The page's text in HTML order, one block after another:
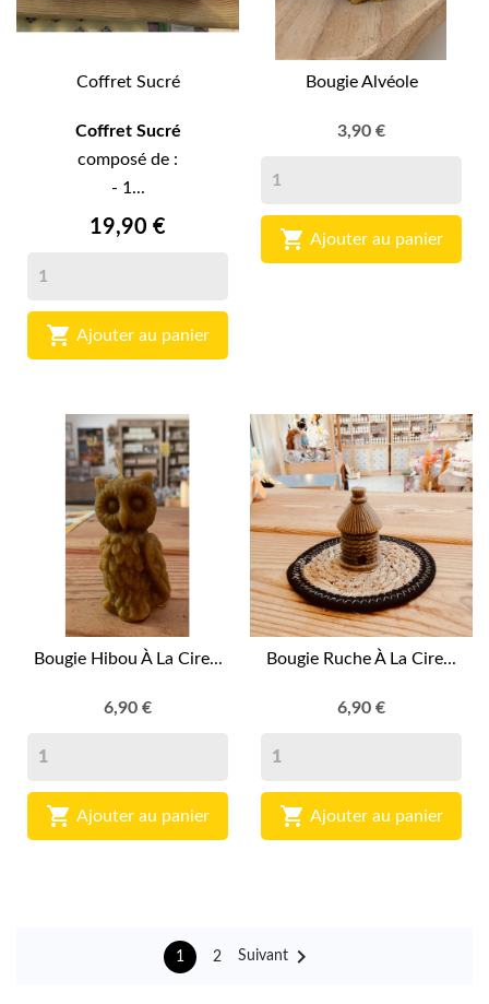
Coffret Sucré
Coffret Sucré
composé de :
- 1...
19,90 €
 Ajouter au panier
Bougie Alvéole
3,90 €
 Ajouter au panier
Bougie Hibou À La Cire...
6,90 €
 Ajouter au panier
Bougie Ruche À La Cire...
6,90 €
 Ajouter au panier
1 2 Suivant